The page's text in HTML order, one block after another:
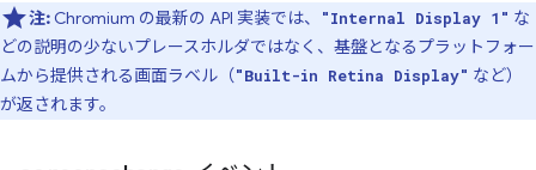
注: Chromium の最新の API 実装では、 "Internal Display 1" な
どの説明の少ないプレースホルダではなく、基盤となるプラットフォー
ムから提供される画面ラベル（"Built-in Retina Display" など）
が返されます。